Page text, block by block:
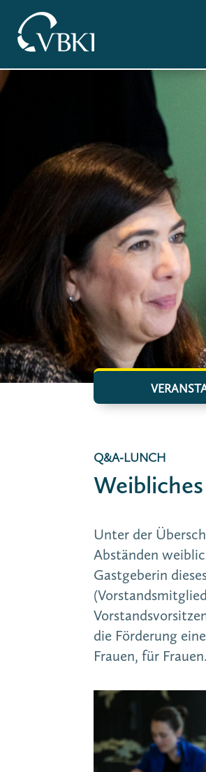
Q&A-LUNCH
Unter der
Abständen
Gastgeberin
die Förderung
Frauen, für Frauen.